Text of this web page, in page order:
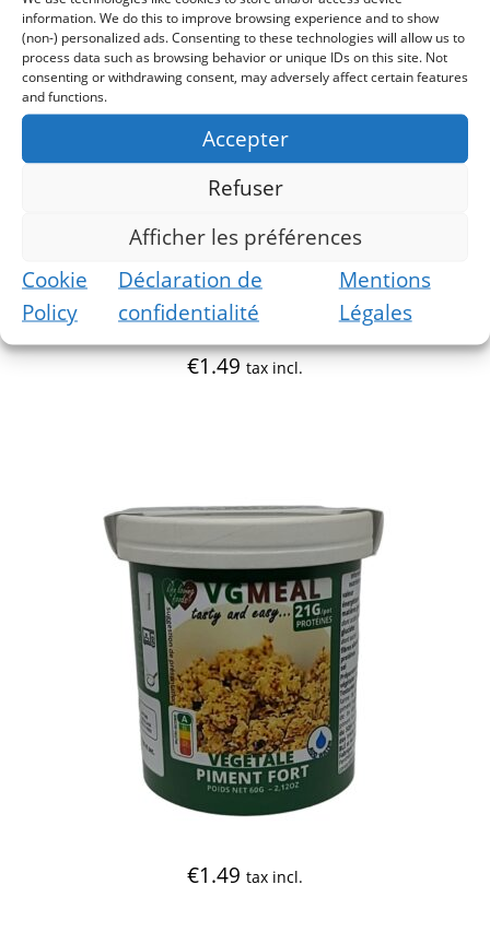
information. We do this to improve browsing experience and to show
(non-) personalized ads. Consenting to these technologies will allow us to
process data such as browsing behavior or unique IDs on this site. Not
consenting or withdrawing consent, may adversely affect certain features
and functions.
Accepter
Refuser
Afficher les préférences
Cookie
Policy
Déclaration de
confidentialité
Mentions
Légales
€1.49 tax incl.
€1.49 tax incl.